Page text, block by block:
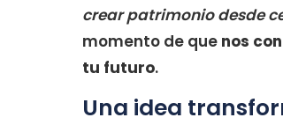
crear patrimonio desde
momento de que nos
tu futuro.
Una idea